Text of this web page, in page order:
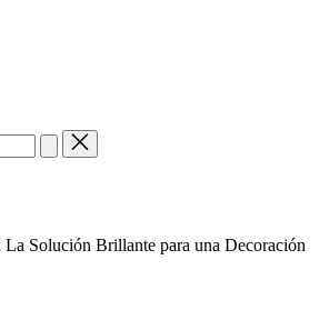
La Solución Brillante para una Decoración